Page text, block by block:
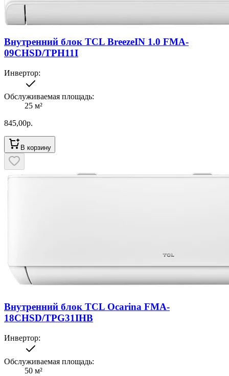
Внутренний блок TCL BreezeIN 1.0 FMA-
09CHSD/TPH11I
Инвертор:
Обслуживаемая площадь:
25 м²
845,00р.
В корзину
Внутренний блок TCL Ocarina FMA-
18CHSD/TPG31IHB
Инвертор:
Обслуживаемая площадь:
50 м²